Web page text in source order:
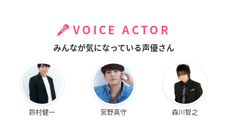
VOICE ACTOR
みんなが気になっている声優さん
鈴村健一 宮野真守 森川智之